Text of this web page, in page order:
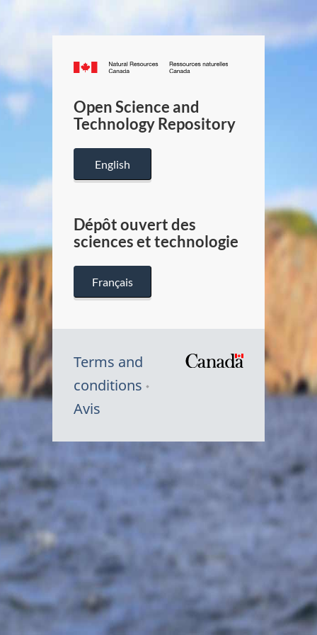
Canada.ca
/
Canada
Open Science and
Technology Repository
English
Dépôt ouvert des
sciences et technologie
Français
Terms and
conditions
Avis
Symbole
Canada